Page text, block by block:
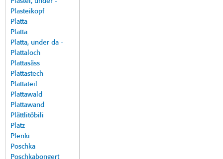
Plasteikopf
Platta
Platta
Platta, under da -
Plattaloch
Plattasäss
Plattastech
Plattateil
Plattawald
Plattawand
Plättlitöbili
Platz
Plenki
Poschka
Poschkabongert